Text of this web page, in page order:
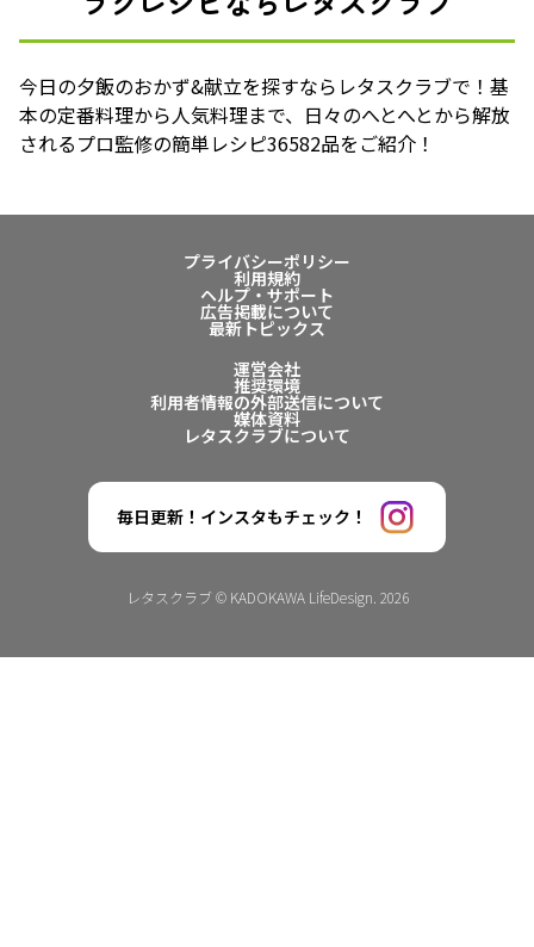
今日の夕飯のおかず&献立を探すならレタスクラブで！基
本の定番料理から人気料理まで、日々のへとへとから解放
されるプロ監修の簡単レシピ36582品をご紹介！
プライバシーポリシー
利用規約
ヘルプ・サポート
広告掲載について
最新トピックス
運営会社
推奨環境
利用者情報の外部送信について
媒体資料
レタスクラブについて
毎日更新！インスタもチェック！
レタスクラブ © KADOKAWA LifeDesign. 2026